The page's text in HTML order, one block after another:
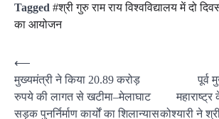
Tagged #श्री गुरु राम राय विश्वविद्यालय में दो
का आयोजन
Post
navigation
⟵
मुख्यमंत्री ने किया 20.89 करोड़
रुपये की लागत से खटीमा–मेलाघाट
सड़क पुनर्निर्माण कार्यों का शिलान्यास
पूर्व
कोश्यारी ने